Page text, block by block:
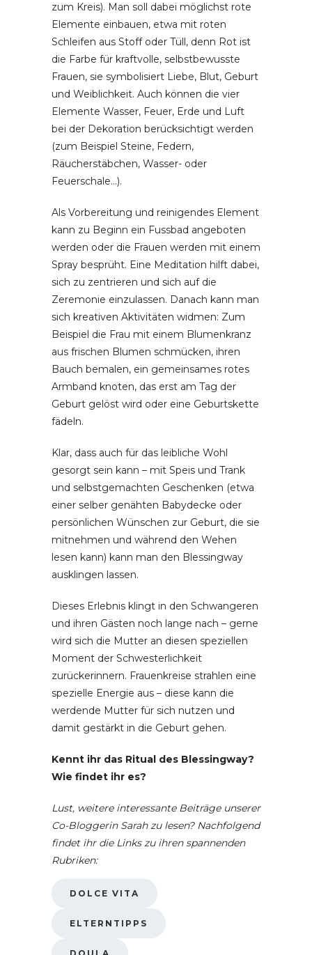
zum Kreis). Man soll dabei möglichst rote
Elemente einbauen, etwa mit roten
Schleifen aus Stoff oder Tüll, denn Rot ist
die Farbe für kraftvolle, selbstbewusste
Frauen, sie symbolisiert Liebe, Blut, Geburt
und Weiblichkeit. Auch können die vier
Elemente Wasser, Feuer, Erde und Luft
bei der Dekoration berücksichtigt werden
(zum Beispiel Steine, Federn,
Räucherstäbchen, Wasser- oder
Feuerschale…).
Als Vorbereitung und reinigendes Element
kann zu Beginn ein Fussbad angeboten
werden oder die Frauen werden mit einem
Spray besprüht. Eine Meditation hilft dabei,
sich zu zentrieren und sich auf die
Zeremonie einzulassen. Danach kann man
sich kreativen Aktivitäten widmen: Zum
Beispiel die Frau mit einem Blumenkranz
aus frischen Blumen schmücken, ihren
Bauch bemalen, ein gemeinsames rotes
Armband knoten, das erst am Tag der
Geburt gelöst wird oder eine Geburtskette
fädeln.
Klar, dass auch für das leibliche Wohl
gesorgt sein kann – mit Speis und Trank
und selbstgemachten Geschenken (etwa
einer selber genähten Babydecke oder
persönlichen Wünschen zur Geburt, die sie
mitnehmen und während den Wehen
lesen kann) kann man den Blessingway
ausklingen lassen.
Dieses Erlebnis klingt in den Schwangeren
und ihren Gästen noch lange nach – gerne
wird sich die Mutter an diesen speziellen
Moment der Schwesterlichkeit
zurückerinnern. Frauenkreise strahlen eine
spezielle Energie aus – diese kann die
werdende Mutter für sich nutzen und
damit gestärkt in die Geburt gehen.
Kennt ihr das Ritual des Blessingway?
Wie findet ihr es?
Lust, weitere interessante Beiträge unserer
Co-Bloggerin Sarah zu lesen? Nachfolgend
findet ihr die Links zu ihren spannenden
Rubriken:
DOLCE VITA
ELTERNTIPPS